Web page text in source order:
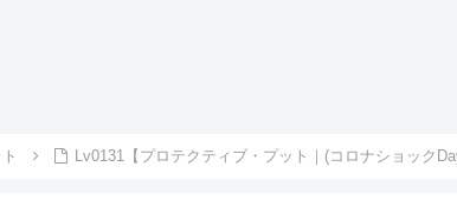
Lv0131【プロテクティブ・プット｜(コロナショック